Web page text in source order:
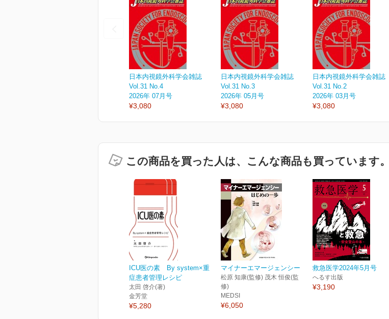
日本内視鏡外科学会雑誌
Vol.31 No.4
2026年 07月号
¥3,080
日本内視鏡外科学会雑誌
Vol.31 No.3
2026年 05月号
¥3,080
日本内視鏡外科学会雑誌
Vol.31 No.2
2026年 03月号
¥3,080
この商品を買った人は、こんな商品も買っています。
ICU医の素 By system×重
症患者管理レシピ
太田 啓介(著)
金芳堂
¥5,280
マイナーエマージェンシー
松原 知康(監修) 茂木 恒俊(監
修)
MEDSI
¥6,050
救急医学2024年5月号
へるす出版
¥3,190